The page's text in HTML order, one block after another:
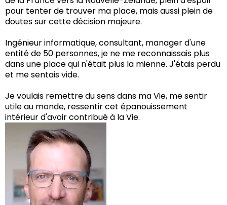
pour tenter de trouver ma place, mais aussi plein de
doutes sur cette décision majeure.
Ingénieur informatique, consultant, manager d'une
entité de 50 personnes, je ne me reconnaissais plus
dans une place qui n'était plus la mienne. J'étais perdu
et me sentais vide.
Je voulais remettre du sens dans ma Vie, me sentir
utile au monde, ressentir cet épanouissement
intérieur d'avoir contribué à la Vie.